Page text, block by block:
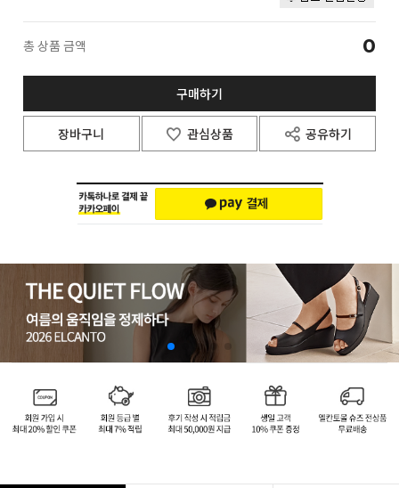
총 상품 금액 0
구매하기
장바구니 관심상품 공유하기